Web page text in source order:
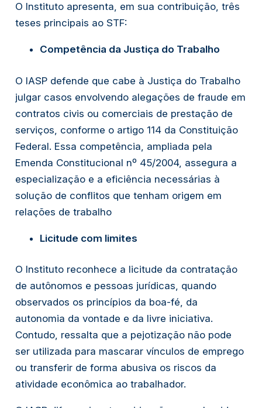
O Instituto apresenta, em sua contribuição, três
teses principais ao STF:
Competência da Justiça do Trabalho
O IASP defende que cabe à Justiça do Trabalho
julgar casos envolvendo alegações de fraude em
contratos civis ou comerciais de prestação de
serviços, conforme o artigo 114 da Constituição
Federal. Essa competência, ampliada pela
Emenda Constitucional nº 45/2004, assegura a
especialização e a eficiência necessárias à
solução de conflitos que tenham origem em
relações de trabalho
Licitude com limites
O Instituto reconhece a licitude da contratação
de autônomos e pessoas jurídicas, quando
observados os princípios da boa-fé, da
autonomia da vontade e da livre iniciativa.
Contudo, ressalta que a pejotização não pode
ser utilizada para mascarar vínculos de emprego
ou transferir de forma abusiva os riscos da
atividade econômica ao trabalhador.